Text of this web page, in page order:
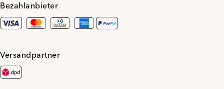
Bezahlanbieter
Versandpartner